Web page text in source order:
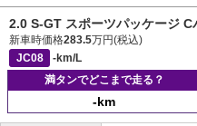
2.0 S-GT スポーツパッケージ C
新車時価格283.5万円(税込)
JC08
-km/L
満タンでどこまで走る？
-km